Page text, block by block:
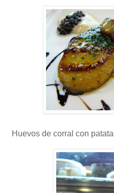
Huevos de corral con